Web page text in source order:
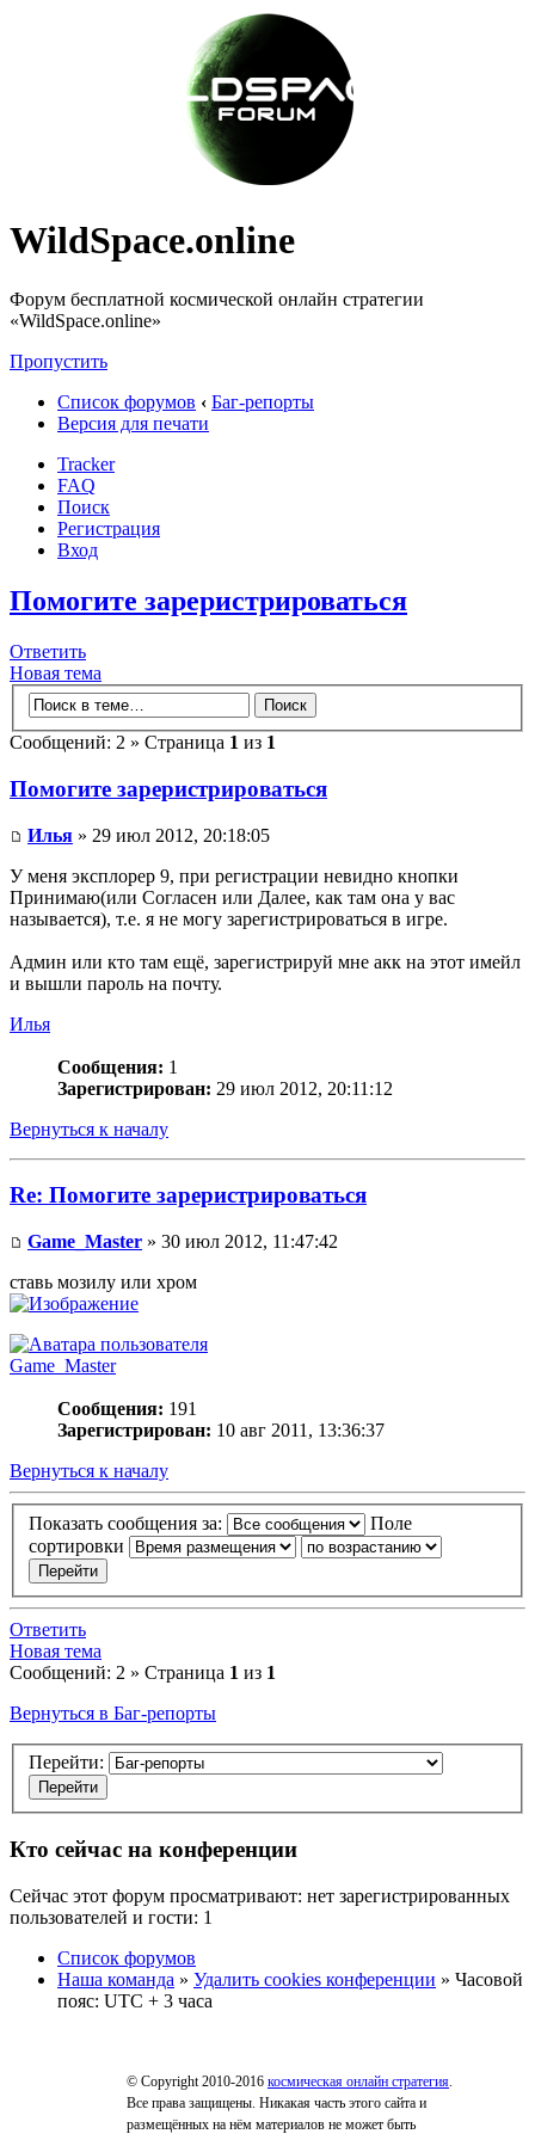
WildSpace.online
Форум бесплатной космической онлайн стратегии
«WildSpace.online»
Пропустить
Список форумов ‹ Баг-репорты
Версия для печати
Tracker
FAQ
Поиск
Регистрация
Вход
Помогите зареристрироваться
Ответить
Новая тема
Сообщений: 2 » Страница 1 из 1
Помогите зареристрироваться
Илья » 29 июл 2012, 20:18:05
У меня эксплорер 9, при регистрации невидно кнопки
Принимаю(или Согласен или Далее, как там она у вас
называется), т.е. я не могу зарегистрироваться в игре.
Админ или кто там ещё, зарегистрируй мне акк на этот имейл
и вышли пароль на почту.
Илья
Сообщения: 1
Зарегистрирован: 29 июл 2012, 20:11:12
Вернуться к началу
Re: Помогите зареристрироваться
Game_Master » 30 июл 2012, 11:47:42
ставь мозилу или хром
Game_Master
Сообщения: 191
Зарегистрирован: 10 авг 2011, 13:36:37
Вернуться к началу
Показать сообщения за:
Поле
сортировки
Ответить
Новая тема
Сообщений: 2 » Страница 1 из 1
Вернуться в Баг-репорты
Перейти:
Кто сейчас на конференции
Сейчас этот форум просматривают: нет зарегистрированных
пользователей и гости: 1
Список форумов
Наша команда » Удалить cookies конференции » Часовой
пояс: UTC + 3 часа
© Copyright 2010-2016 космическая онлайн стратегия
Все права защищены. Никакая часть этого сайта и
размещённых на нём материалов не может быть